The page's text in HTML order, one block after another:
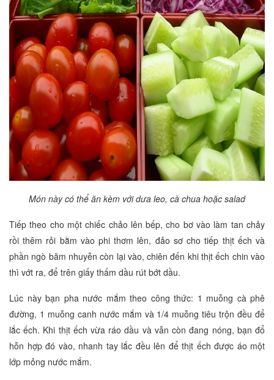
Món này có thể ăn kèm với dưa leo, cà chua hoặc salad
Tiếp theo cho một chiếc chảo lên bếp, cho bơ vào làm tan chảy
rồi thêm rỏi bằm vào phi thơm lên, đảo sơ cho tiếp thịt ếch và
phần ngò băm nhuyễn còn lại vào, chiên đến khi thịt ếch chin vào
thì vớt ra, để trên giấy thấm dầu rút bớt dầu.
Lúc này bạn pha nước mắm theo công thức: 1 muỗng cà phê
đường, 1 muỗng canh nước mắm và 1/4 muỗng tiêu trộn đều để
lắc ếch. Khi thịt ếch vừa ráo dầu và vẫn còn đang nóng, bạn đổ
hỗn hợp đó vào, nhanh tay lắc đều lên để thịt ếch được áo một
lớp mỏng nước mắm.